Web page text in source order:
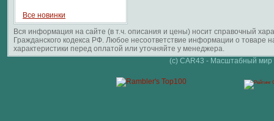
Все новинки
Вся информация на сайте (в т.ч. описания и цены) носит справочный
Гражданского кодекса РФ. Любое несоответствие информации о
характеристики перед оплатой или уточняйте у менеджера.
(c) CAR43 - Масштабный мир